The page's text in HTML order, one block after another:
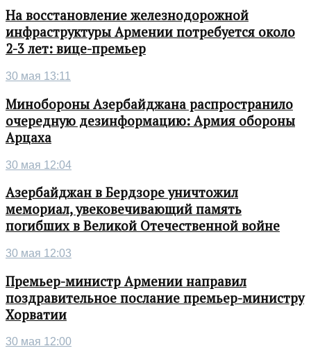
На восстановление железнодорожной
инфраструктуры Армении потребуется около
2-3 лет: вице-премьер
30 мая 13:11
Минобороны Азербайджана распространило
очередную дезинформацию: Армия обороны
Арцаха
30 мая 12:04
Азербайджан в Бердзоре уничтожил
мемориал, увековечивающий память
погибших в Великой Отечественной войне
30 мая 12:03
Премьер-министр Армении направил
поздравительное послание премьер-министру
Хорватии
30 мая 12:00